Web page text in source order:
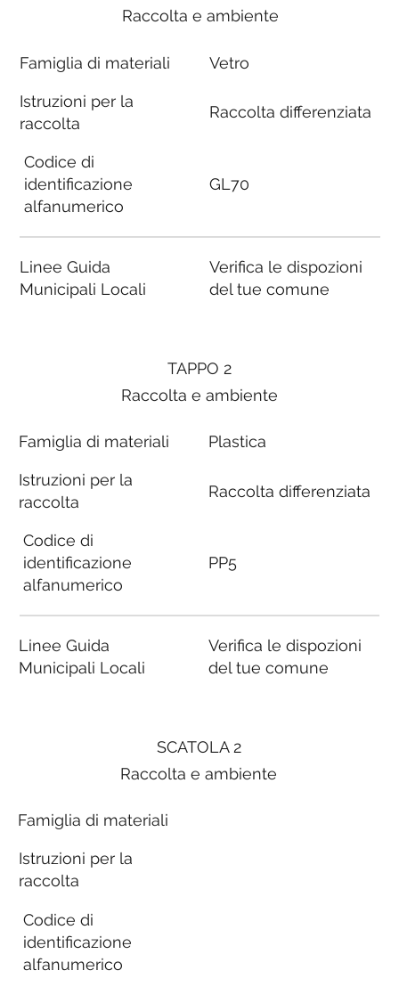
Raccolta e ambiente
Famiglia di materiali
Istruzioni per la
raccolta
Codice di
identificazione
alfanumerico
Linee Guida
Municipali Locali
Vetro
Raccolta differenziata
GL70
Verifica le dispozioni
del tue comune
SCATOLA 2
Raccolta e ambiente
Famiglia di materiali
Istruzioni per la
raccolta
Codice di
identificazione
alfanumerico
TAPPO 2
Raccolta e ambiente
Famiglia di materiali
Istruzioni per la
raccolta
Codice di
identificazione
alfanumerico
Linee Guida
Municipali Locali
Plastica
Raccolta differenziata
PP5
Verifica le dispozioni
del tue comune